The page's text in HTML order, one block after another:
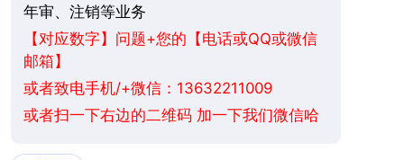
年审、注销等业务
【对应数字】问题+您的【电话或QQ或微信
邮箱】
或者致电手机/+微信：13632211009
或者扫一下右边的二维码 加一下我们微信哈